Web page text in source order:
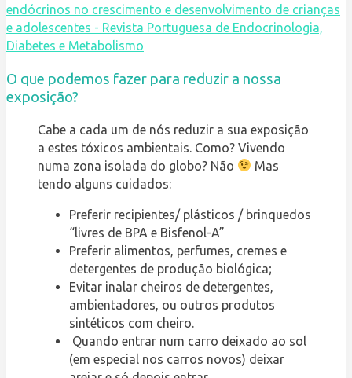
endócrinos no crescimento e desenvolvimento de crianças
e adolescentes - Revista Portuguesa de Endocrinologia,
Diabetes e Metabolismo
O que podemos fazer para reduzir a nossa
exposição?
Cabe a cada um de nós reduzir a sua exposição
a estes tóxicos ambientais. Como? Vivendo
numa zona isolada do globo? Não
Mas
tendo alguns cuidados:
Preferir recipientes/ plásticos / brinquedos
“livres de BPA e Bisfenol-A”
Preferir alimentos, perfumes, cremes e
detergentes de produção biológica;
Evitar inalar cheiros de detergentes,
ambientadores, ou outros produtos
sintéticos com cheiro.
Quando entrar num carro deixado ao sol
(em especial nos carros novos) deixar